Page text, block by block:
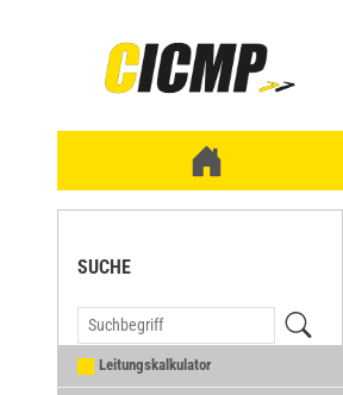
SUCHE
Leitungskalkulator